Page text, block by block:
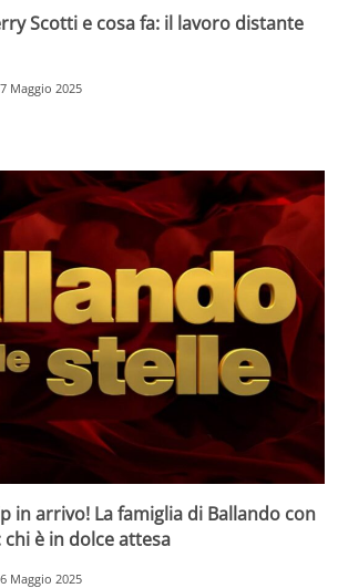
Scotti e cosa fa: il lavoro distante
Maggio 2025
in arrivo! La famiglia di Ballando con
chi è in dolce attesa
Maggio 2025